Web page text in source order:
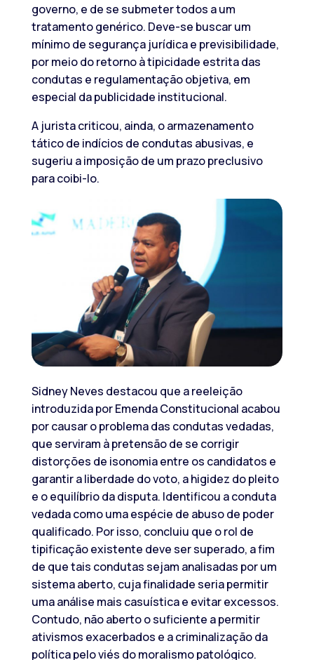
governo, e de se submeter todos a um
tratamento genérico. Deve-se buscar um
mínimo de segurança jurídica e previsibilidade,
por meio do retorno à tipicidade estrita das
condutas e regulamentação objetiva, em
especial da publicidade institucional.
A jurista criticou, ainda, o armazenamento
tático de indícios de condutas abusivas, e
sugeriu a imposição de um prazo preclusivo
para coibi-lo.
Sidney Neves destacou que a reeleição
introduzida por Emenda Constitucional acabou
por causar o problema das condutas vedadas,
que serviram à pretensão de se corrigir
distorções de isonomia entre os candidatos e
garantir a liberdade do voto, a higidez do pleito
e o equilíbrio da disputa. Identificou a conduta
vedada como uma espécie de abuso de poder
qualificado. Por isso, concluiu que o rol de
tipificação existente deve ser superado, a fim
de que tais condutas sejam analisadas por um
sistema aberto, cuja finalidade seria permitir
uma análise mais casuística e evitar excessos.
Contudo, não aberto o suficiente a permitir
ativismos exacerbados e a criminalização da
política pelo viés do moralismo patológico.